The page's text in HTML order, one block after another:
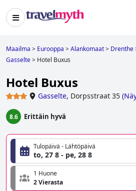
Maailma > Eurooppa >Alankomaat> Drenthe
Gasselte> Hotel Buxus
Hotel Buxus
Gasselte, Dorpsstraat 35 (
8.6 Erittäin hyvä
Tulopäivä - Lähtöpäivä
to, 27 8 - pe, 28 8
1 Huone
2 Vierasta